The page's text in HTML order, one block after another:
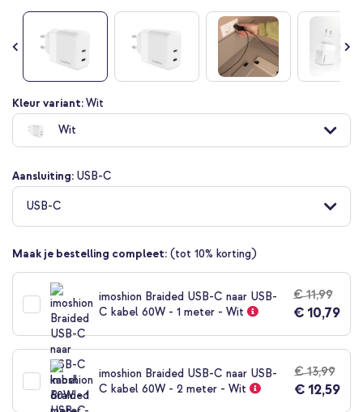
Ga
naar
het
begin
de
afbeeldingen-
gallerij
Kleur variant:Wit
Wit
Aansluiting: USB-C
USB-C
Maak je bestelling compleet: (tot 10% korting)
imoshion Braided USB-C naar USB-
C kabel 60W - 1 meter - Wit
€ 11,99
€ 10,79
imoshion Braided USB-C naar USB-
C kabel 60W - 2 meter - Wit
€ 13,99
€ 12,59